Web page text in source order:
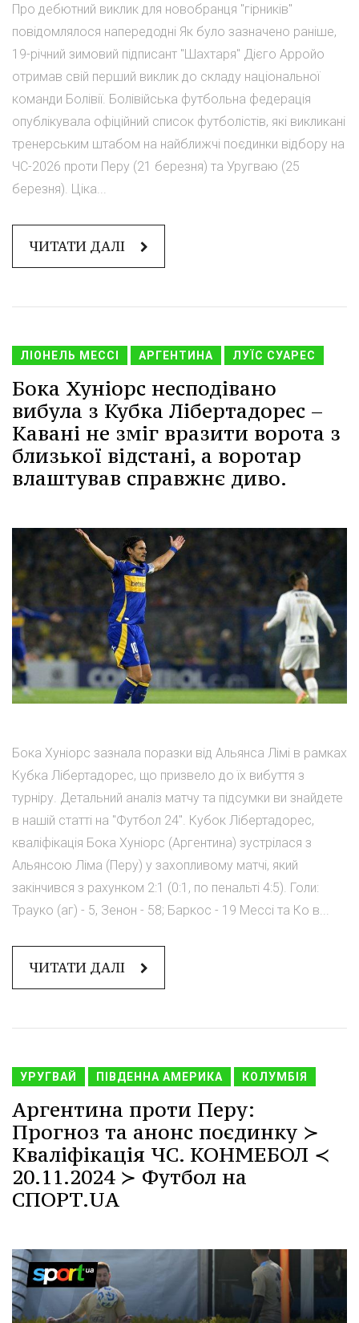
Про дебютний виклик для новобранця "гірників"
повідомлялося напередодні Як було зазначено раніше,
19-річний зимовий підписант "Шахтаря" Дієго Арройо
отримав свій перший виклик до складу національної
команди Болівії. Болівійська футбольна федерація
опублікувала офіційний список футболістів, які викликані
тренерським штабом на найближчі поєдинки відбору на
ЧС-2026 проти Перу (21 березня) та Уругваю (25
березня). Ціка...
ЧИТАТИ ДАЛІ
ЛІОНЕЛЬ МЕССІ АРГЕНТИНА ЛУЇС СУАРЕС
Бока Хуніорс несподівано
вибула з Кубка Лібертадорес –
Кавані не зміг вразити ворота з
близької відстані, а воротар
влаштував справжнє диво.
Бока Хуніорс зазнала поразки від Альянса Лімі в рамках
Кубка Лібертадорес, що призвело до їх вибуття з
турніру. Детальний аналіз матчу та підсумки ви знайдете
в нашій статті на "Футбол 24". Кубок Лібертадорес,
кваліфікація Бока Хуніорс (Аргентина) зустрілася з
Альянсою Ліма (Перу) у захопливому матчі, який
закінчився з рахунком 2:1 (0:1, по пенальті 4:5). Голи:
Трауко (аг) - 5, Зенон - 58; Баркос - 19 Мессі та Ко в...
ЧИТАТИ ДАЛІ
УРУГВАЙ ПІВДЕННА АМЕРИКА КОЛУМБІЯ
Аргентина проти Перу:
Прогноз та анонс поєдинку ≻
Кваліфікація ЧС. КОНМЕБОЛ ≺
20.11.2024 ≻ Футбол на
СПОРТ.UA